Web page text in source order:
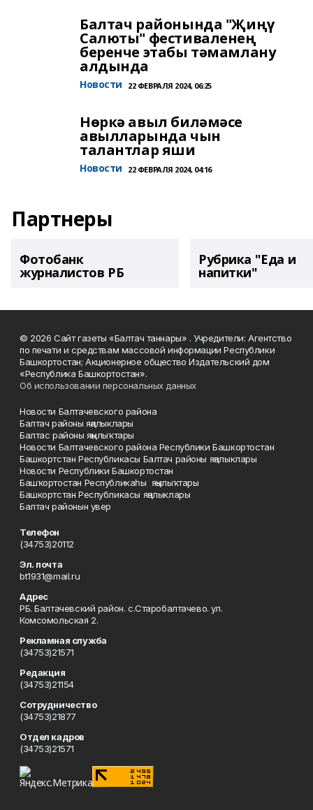
Балтач районында "Җиңү
Салюты" фестиваленең
беренче этабы тәмамлану
алдында
Новости 22 ФЕВРАЛЯ 2024, 06:25
Нөркә авыл биләмәсе
авылларында чын
талантлар яши
Новости 22 ФЕВРАЛЯ 2024, 04:16
Партнеры
Фотобанк
журналистов РБ
Рубрика "Еда и
напитки"
© 2026 Сайт газеты «Балтач таннары» . Учредители: Агентство
по печати и средствам массовой информации Республики
Башкортостан; Акционерное общество Издательский дом
«Республика Башкортостан».
Об использовании персональных данных
Новости Балтачевского района
Балтач районы яңалыклары
Балтас районы яңылыҡтары
Новости Балтачевского района Республики Башкортостан
Башкортстан Республикасы Балтач районы яңалыклары
Новости Республики Башкортостан
Башҡортостан Республикаһы яңылыҡтары
Башкортстан Республикасы яңалыклары
Балтач районын увер
Телефон
(34753)20112
Эл. почта
bt1931@mail.ru
Адрес
РБ. Балтачевский район. с.Старобалтачево. ул.
Комсомольская 2.
Рекламная служба
(34753)21571
Редакция
(34753)21154
Сотрудничество
(34753)21877
Отдел кадров
(34753)21571